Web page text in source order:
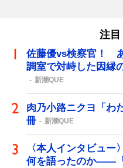
注目
佐藤優vs検察官！
調室で対峙した因縁
新潮QUE
肉乃小路ニクヨ「わ
冊
新潮QUE
〈本人インタビュ
何を語ったのか――